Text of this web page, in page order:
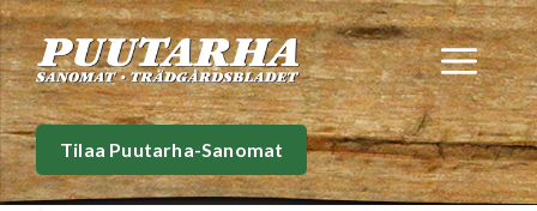
Siirry
sisältöön
Tilaa Puutarha-Sanomat